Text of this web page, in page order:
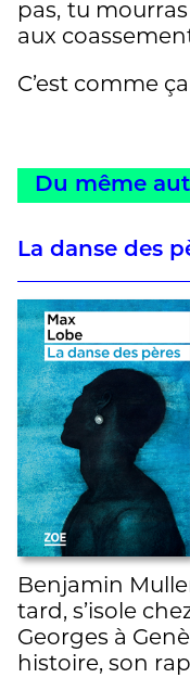
pas, tu mourras
aux
C’est comme
Du même
La danse des
Benjamin
tard, s’isole
Georges à
histoire, son